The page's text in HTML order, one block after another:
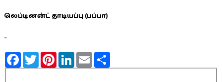
லெப்டினன்ட் தாடியப்பு (பப்பா)
-
FacebookTwitterPinterestLinkedInEmail